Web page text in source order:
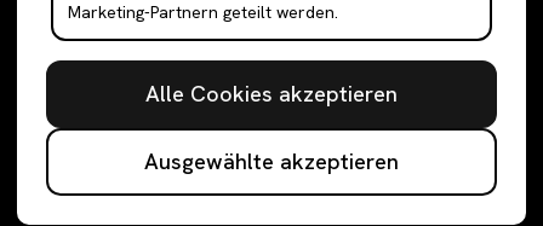
Folge uns
@rebe.social
@rebe.social
@Rebe
Marketing-Partnern geteilt werden.
Ausgewählte akzeptieren
Alle Cookies akzeptieren